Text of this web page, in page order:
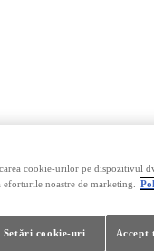
cookie-urilor pe dispozitivul
noastre de marketing.
Setări cookie-uri Accept